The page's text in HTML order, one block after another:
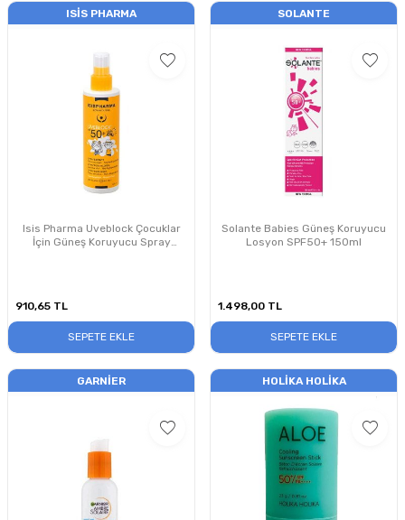
ISIS PHARMA
Isis Pharma Uveblock Çocuklar
İçin Güneş Koruyucu Spray
910,65 TL
SEPETE EKLE
SOLANTE
Solante Babies Güneş Koruyucu
Losyon SPF50+ 150ml
1.498,00 TL
SEPETE EKLE
GARNIER HOLIKA HOLIKA